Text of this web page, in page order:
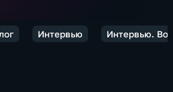
Интервью Интервью.